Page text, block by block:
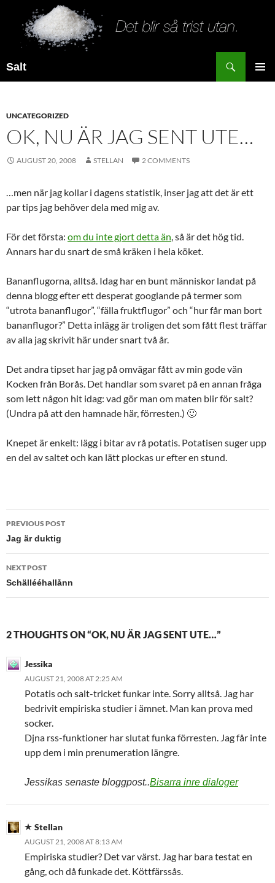
Salt
UNCATEGORIZED
OK, NU ÄR JAG SENT UTE…
AUGUST 20, 2008 STELLAN 2 COMMENTS
…men när jag kollar i dagens statistik, inser jag att det är ett
par tips jag behöver dela med mig av.
För det första: om du inte gjort detta än, så är det hög tid.
Annars har du snart de små kräken i hela köket.
Bananflugorna, alltså. Idag har en bunt människor landat på
denna blogg efter ett desperat googlande på termer som
“utrota bananflugor”, “fälla fruktflugor” och “hur får man bort
bananflugor?” Detta inlägg är troligen det som fått flest träffar
av alla jag skrivit här under snart två år.
Det andra tipset har jag på omvägar fått av min gode vän
Kocken från Borås. Det handlar som svaret på en annan fråga
som lett någon hit idag: vad gör man om maten blir för salt?
(Undra på att den hamnade här, förresten.) 🙂
Knepet är enkelt: lägg i bitar av rå potatis. Potatisen suger upp
en del av saltet och kan lätt plockas ur efter en stund.
Post
navigation
PREVIOUS POST
Jag är duktig
NEXT POST
Schällééhallånn
2 THOUGHTS ON “OK, NU ÄR JAG SENT UTE…”
Jessika
AUGUST 21, 2008 AT 2:25 AM
Potatis och salt-tricket funkar inte. Sorry alltså. Jag har
bedrivit empiriska studier i ämnet. Man kan prova med
socker.
Djna rss-funktioner har slutat funka förresten. Jag får inte
upp dem i min prenumeration längre.
Jessikas senaste bloggpost..Bisarra inre dialoger
Stellan
AUGUST 21, 2008 AT 8:13 AM
Empiriska studier? Det var värst. Jag har bara testat en
gång, och då funkade det. Köttfärssås.